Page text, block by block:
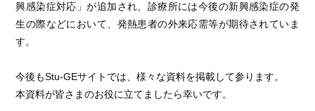
興感染症対応」が追加され、診療所には今後の新興感染症の発
生の際などにおいて、発熱患者の外来応需等が期待されていま
す。
今後もStu-GEサイトでは、様々な資料を掲載して参ります。
本資料が皆さまのお役に立てましたら幸いです。